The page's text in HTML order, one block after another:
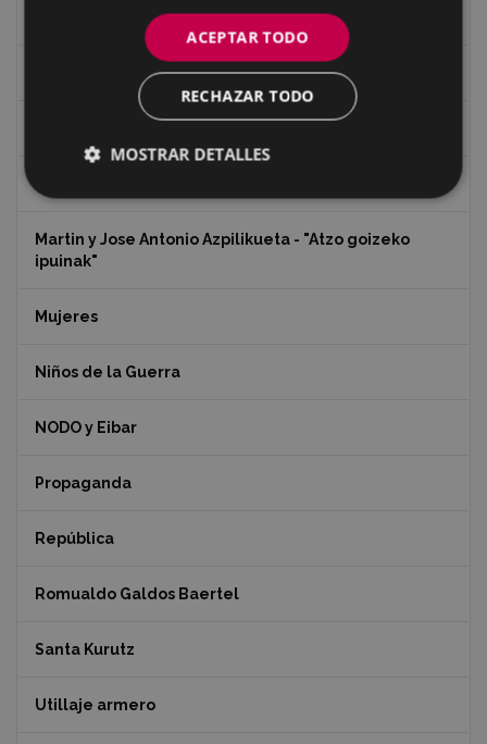
Indalecio Ojanguren Diputación de Gipuzkoa
Martin y Jose Antonio Azpilikueta - "Atzo goizeko
ipuinak"
Mujeres
Niños de la Guerra
NODO y Eibar
Propaganda
República
Romualdo Galdos Baertel
Santa Kurutz
Utillaje armero
ACEPTAR TODO
RECHAZAR TODO
MOSTRAR DETALLES